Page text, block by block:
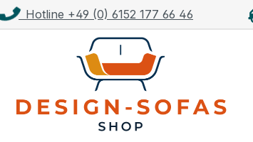
Hauptinhalt springen
Zur Suche springen
Zur Hauptnavigation springen
Hotline +49 (0) 6152 177 66 46